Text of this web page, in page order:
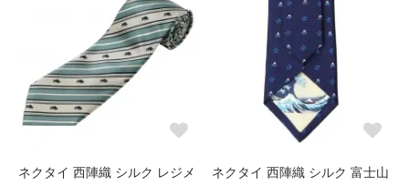
ネクタイ 西陣織 シルク レジメ
ネクタイ 西陣織 シルク 富士山